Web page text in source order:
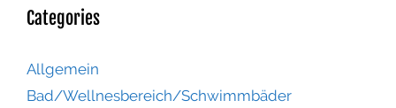
Categories
Allgemein
Bad/Wellnesbereich/Schwimmbäder